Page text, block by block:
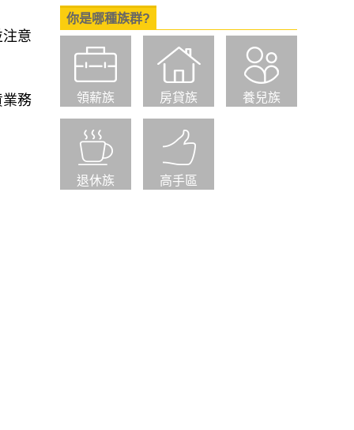
意
業務
你是哪種族群?
領薪族 房貸族 養兒族
退休族 高手區